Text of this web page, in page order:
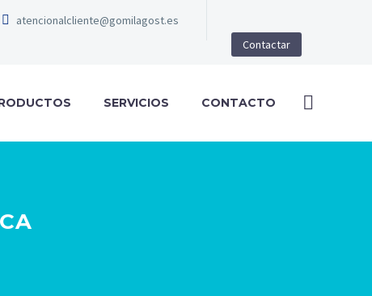
atencionalcliente@gomilagost.es
Contactar
SERVICIOS CONTACTO